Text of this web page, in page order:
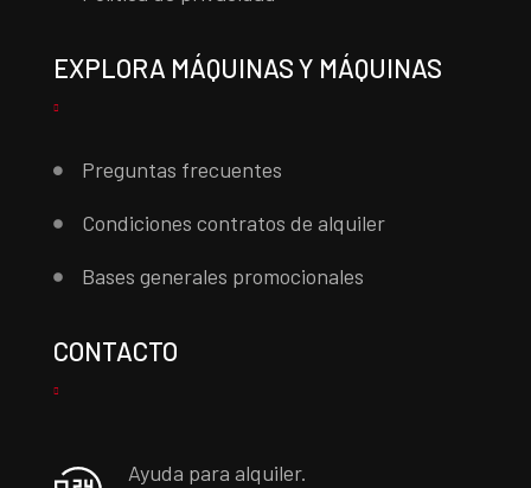
EXPLORA MÁQUINAS Y MÁQUINAS
Preguntas frecuentes
Condiciones contratos de alquiler
Bases generales promocionales
CONTACTO
Ayuda para alquiler.